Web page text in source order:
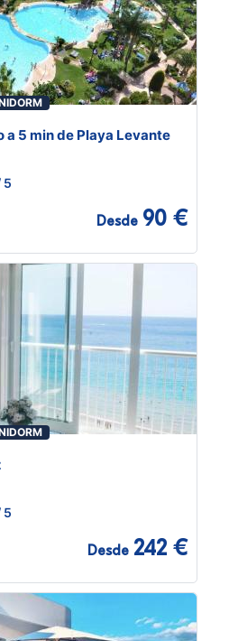
a 5 min de Playa Levante
5
Desde 90 €
5
Desde 242 €